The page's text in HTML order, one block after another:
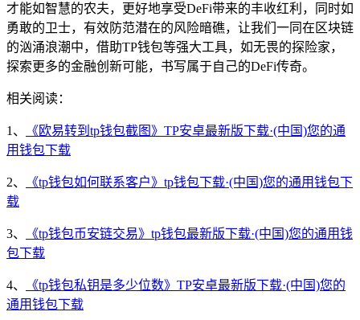
才能如智慧的农夫，更好地享受DeFi带来的丰收红利，同时如
勇敢的卫士，有效防范潜在的风险暗礁，让我们一同在区块链
的汹涌浪潮中，借助TP钱包等强大工具，如无畏的探险家，
探索更多的金融创新可能，书写属于自己的DeFi传奇。
相关阅读：
1、
《欧易转到tp钱包截图》TP安卓最新版下载·(中国)您的通
用钱包下载
2、
《tp钱包如何联系客户》tp钱包下载·(中国)您的通用钱包下
载
3、
《tp钱包币安链交易》tp钱包最新版下载·(中国)您的通用钱
包下载
4、
《tp钱包私钥是多少位数》TP安卓最新版下载·(中国)您的
通用钱包下载